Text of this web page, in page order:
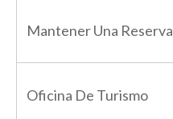
Mantener Una Reserva
Oficina De Turismo